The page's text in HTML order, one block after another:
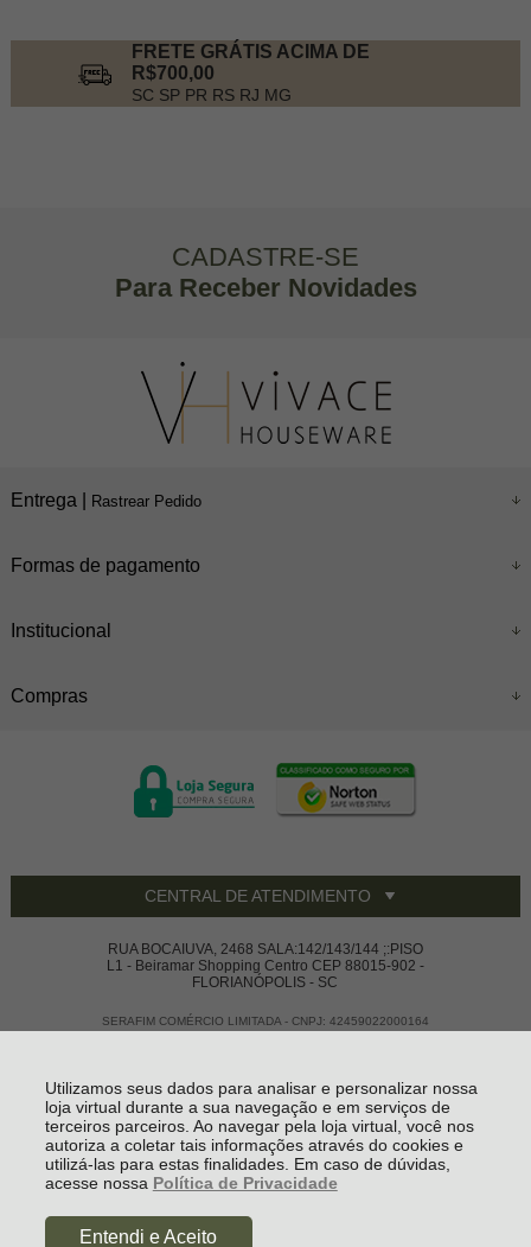
Utilizamos seus dados para analisar e personalizar nossa
loja virtual durante a sua navegação e em serviços de
terceiros parceiros. Ao navegar pela loja virtual, você nos
autoriza a coletar tais informações através do cookies e
utilizá-las para estas finalidades. Em caso de dúvidas,
acesse nossa Política de Privacidade
Entendi e Aceito
FRETE GRÁTIS ACIMA DE
R$700,00
SC SP PR RS RJ MG
CADASTRE-SE
Para Receber Novidades
Entrega | Rastrear Pedido
Formas de pagamento
Institucional
Compras
CENTRAL DE ATENDIMENTO
RUA BOCAIUVA, 2468 SALA:142/143/144 ;:PISO
L1 - Beiramar Shopping Centro CEP 88015-902 -
FLORIANÓPOLIS - SC
SERAFIM COMÉRCIO LIMITADA - CNPJ: 42459022000164